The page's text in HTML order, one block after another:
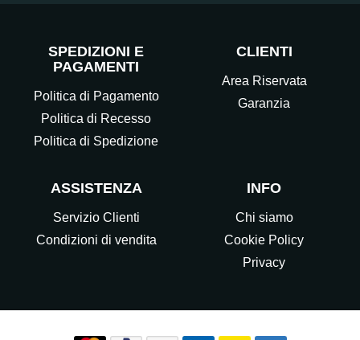
SPEDIZIONI E
PAGAMENTI
Politica di Pagamento
Politica di Recesso
Politica di Spedizione
CLIENTI
Area Riservata
Garanzia
ASSISTENZA
Servizio Clienti
Condizioni di vendita
INFO
Chi siamo
Cookie Policy
Privacy